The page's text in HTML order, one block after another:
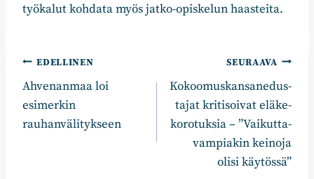
työkalut kohdata myös jatko-opiskelun haasteita.
Artikkelien
selaus
EDELLINEN
Ahvenanmaa loi
esimerkin
rauhanvälitykseen
SEURAAVA
Ko­koo­mus­kan­san­edus­
ta­jat kritisoivat elä­ke­
ko­ro­tuk­sia – ”Vai­kut­ta­
vam­pia­kin keinoja
olisi käytössä”